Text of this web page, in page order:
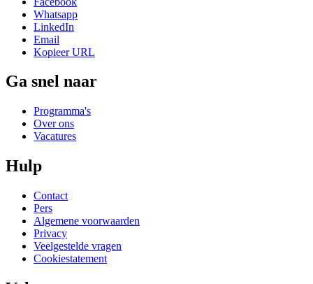
Whatsapp
LinkedIn
Email
Kopieer URL
Ga snel naar
Programma's
Over ons
Vacatures
Hulp
Contact
Pers
Algemene voorwaarden
Privacy
Veelgestelde vragen
Cookiestatement